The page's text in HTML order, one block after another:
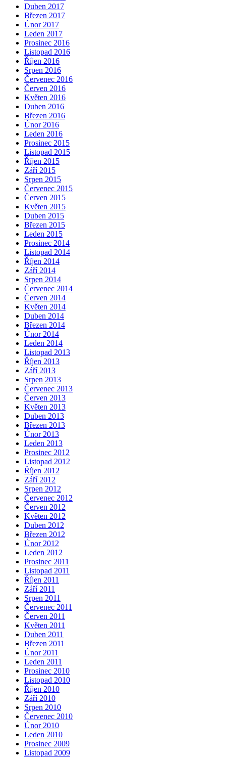
Duben 2017
Březen 2017
Únor 2017
Leden 2017
Prosinec 2016
Listopad 2016
Říjen 2016
Srpen 2016
Červenec 2016
Červen 2016
Květen 2016
Duben 2016
Březen 2016
Únor 2016
Leden 2016
Prosinec 2015
Listopad 2015
Říjen 2015
Září 2015
Srpen 2015
Červenec 2015
Červen 2015
Květen 2015
Duben 2015
Březen 2015
Leden 2015
Prosinec 2014
Listopad 2014
Říjen 2014
Září 2014
Srpen 2014
Červenec 2014
Červen 2014
Květen 2014
Duben 2014
Březen 2014
Únor 2014
Leden 2014
Listopad 2013
Říjen 2013
Září 2013
Srpen 2013
Červenec 2013
Červen 2013
Květen 2013
Duben 2013
Březen 2013
Únor 2013
Leden 2013
Prosinec 2012
Listopad 2012
Říjen 2012
Září 2012
Srpen 2012
Červenec 2012
Červen 2012
Květen 2012
Duben 2012
Březen 2012
Únor 2012
Leden 2012
Prosinec 2011
Listopad 2011
Říjen 2011
Září 2011
Srpen 2011
Červenec 2011
Červen 2011
Květen 2011
Duben 2011
Březen 2011
Únor 2011
Leden 2011
Prosinec 2010
Listopad 2010
Říjen 2010
Září 2010
Srpen 2010
Červenec 2010
Únor 2010
Leden 2010
Prosinec 2009
Listopad 2009